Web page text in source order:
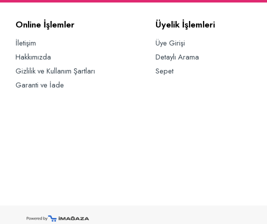
Online İşlemler
İletişim
Hakkımızda
Gizlilik ve Kullanım Şartları
Garanti ve İade
Üyelik İşlemleri
Üye Girişi
Detaylı Arama
Sepet